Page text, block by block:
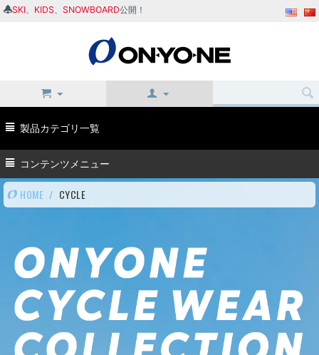
SKI KIDS SNOWBOARD公開！
製品カテゴリ一覧
コンテンツメニュー
HOME / CYCLE